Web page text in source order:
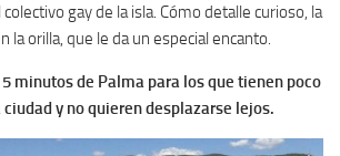
gay de la isla. Cómo detalle curioso, la
la orilla, que le da un especial encanto.
minutos de Palma para los que tienen poco
y no quieren desplazarse lejos.